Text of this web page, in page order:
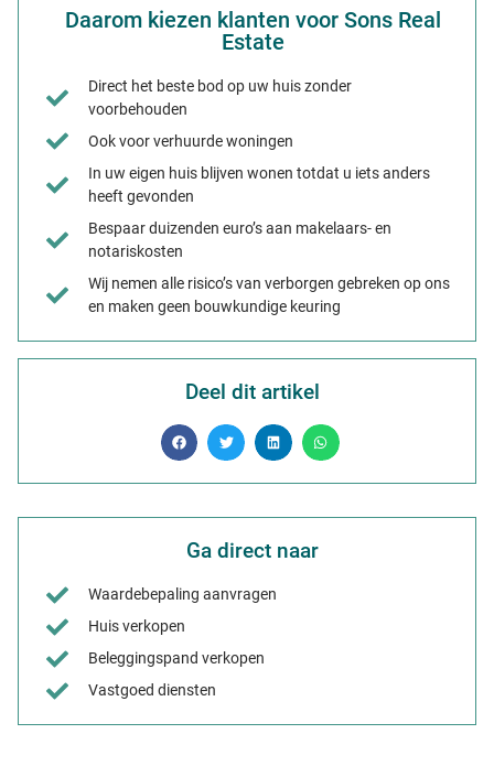
Daarom kiezen klanten voor Sons Real
Estate
Direct het beste bod op uw huis zonder
voorbehouden
Ook voor verhuurde woningen
In uw eigen huis blijven wonen totdat u iets anders
heeft gevonden
Bespaar duizenden euro’s aan makelaars- en
notariskosten
Wij nemen alle risico’s van verborgen gebreken op ons
en maken geen bouwkundige keuring
Deel dit artikel
Ga direct naar
Waardebepaling aanvragen
Huis verkopen
Beleggingspand verkopen
Vastgoed diensten